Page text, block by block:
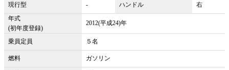
現行型 - ハンドル
右
年式
(初年度登録)
2012(平成24)年
乗員定員 ５名
燃料 ガソリン